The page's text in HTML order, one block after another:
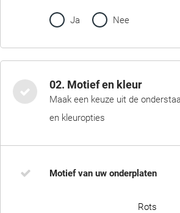
Ja Nee
02. Motief en kleur
Maak een keuze uit de
en kleuropties
Motief van uw onderplaten
Rots